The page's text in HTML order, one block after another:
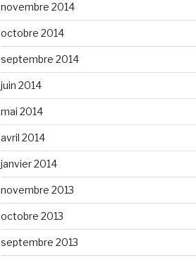
novembre 2014
octobre 2014
septembre 2014
juin 2014
mai 2014
avril 2014
janvier 2014
novembre 2013
octobre 2013
septembre 2013